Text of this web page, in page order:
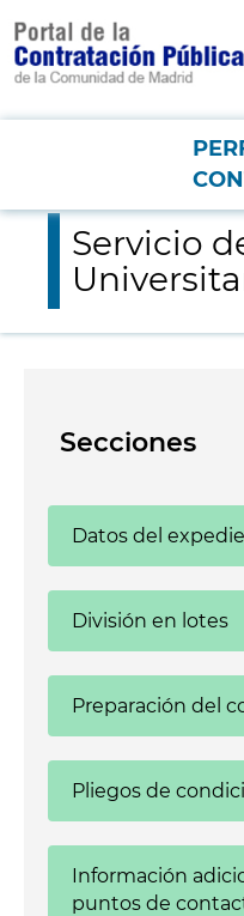
contenido
principal
Menú PCON
Servicio de
Servicio
Secciones
Datos del
División en lotes
Preparación del
Pliegos de
Información
puntos de